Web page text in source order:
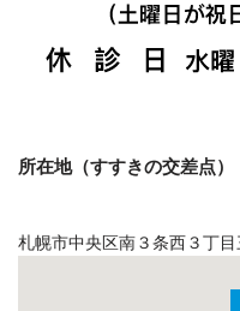
所在地（すすきの交差点）
札幌市中央区南３条西３丁